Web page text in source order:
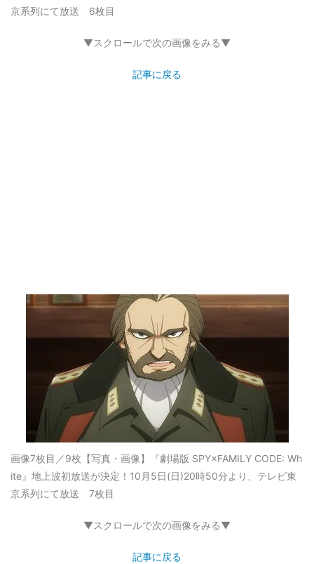
京系列にて放送 6枚目
▼スクロールで次の画像をみる▼
記事に戻る
画像7枚目／9枚 【写真・画像】『劇場版 SPY×FAMILY CODE: Wh
ite』地上波初放送が決定！10月5日(日)20時50分より、テレビ東
京系列にて放送 7枚目
▼スクロールで次の画像をみる▼
記事に戻る